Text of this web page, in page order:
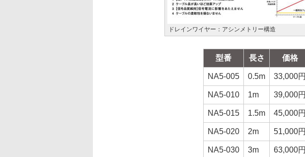
ドレインワイヤー：アシンメトリー構造
型番 長さ 価格
NA5-005 0.5m 33,000円
NA5-010 1m 39,000円
NA5-015 1.5m 45,000円
NA5-020 2m 51,000円
NA5-030 3m 63,000円